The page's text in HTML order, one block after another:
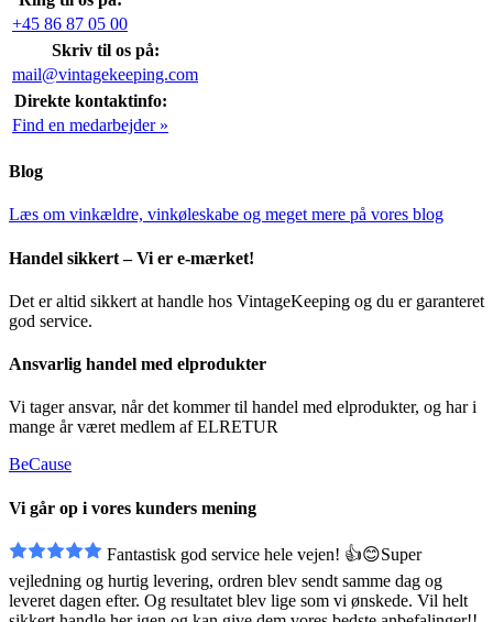
+45 86 87 05 00
Skriv til os på:
mail@vintagekeeping.com
Direkte kontaktinfo:
Find en medarbejder »
Blog
Læs om vinkældre, vinkøleskabe og meget mere på vores blog
Handel sikkert – Vi er e-mærket!
Det er altid sikkert at handle hos VintageKeeping og du er garanteret
god service.
Ansvarlig handel med elprodukter
Vi tager ansvar, når det kommer til handel med elprodukter, og har i
mange år været medlem af ELRETUR
BeCause
Vi går op i vores kunders mening
Fantastisk god service hele vejen! 👍😊Super
vejledning og hurtig levering, ordren blev sendt samme dag og
leveret dagen efter. Og resultatet blev lige som vi ønskede. Vil helt